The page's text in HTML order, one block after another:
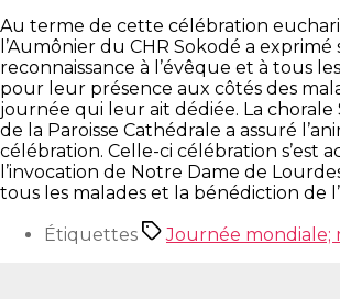
Au terme de cette célébration
l’Aumônier du CHR Sokodé a exprimé
reconnaissance à l’évêque et à tous
pour leur présence aux côtés des
journée qui leur ait dédiée. La chorale
de la Paroisse Cathédrale a assuré
célébration. Celle-ci célébration s’est
l’invocation de Notre Dame de
tous les malades et la bénédiction de
Étiquettes
Journée mondiale;